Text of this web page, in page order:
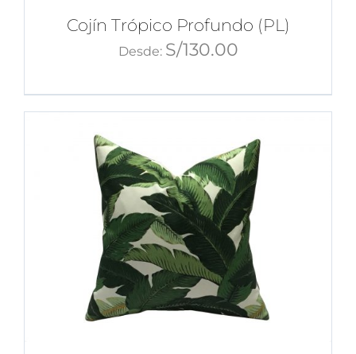
Cojín Trópico Profundo (PL)
Desde: S/130.00